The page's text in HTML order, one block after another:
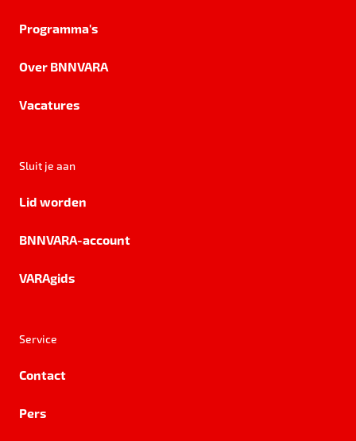
Programma's
Over BNNVARA
Vacatures
Sluit je aan
Lid worden
BNNVARA-account
VARAgids
Service
Contact
Pers